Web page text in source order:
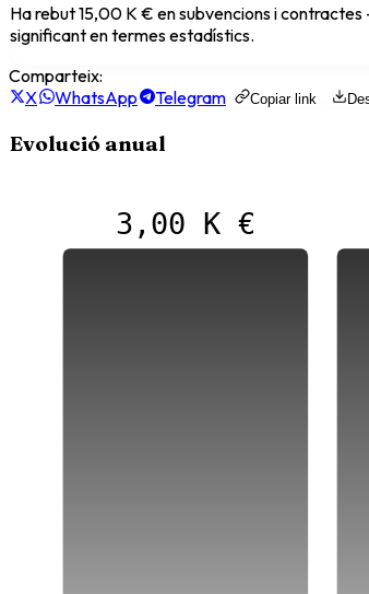
Ha rebut15,00 K € en subvencions i
significant en termes estadístics.
Comparteix:
X
WhatsApp Telegram Copiar link
Evolució anual
3,00 K €